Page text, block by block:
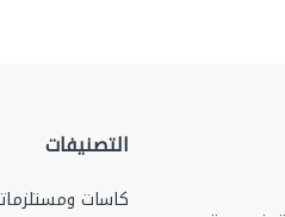
التصنيفات
كاسات